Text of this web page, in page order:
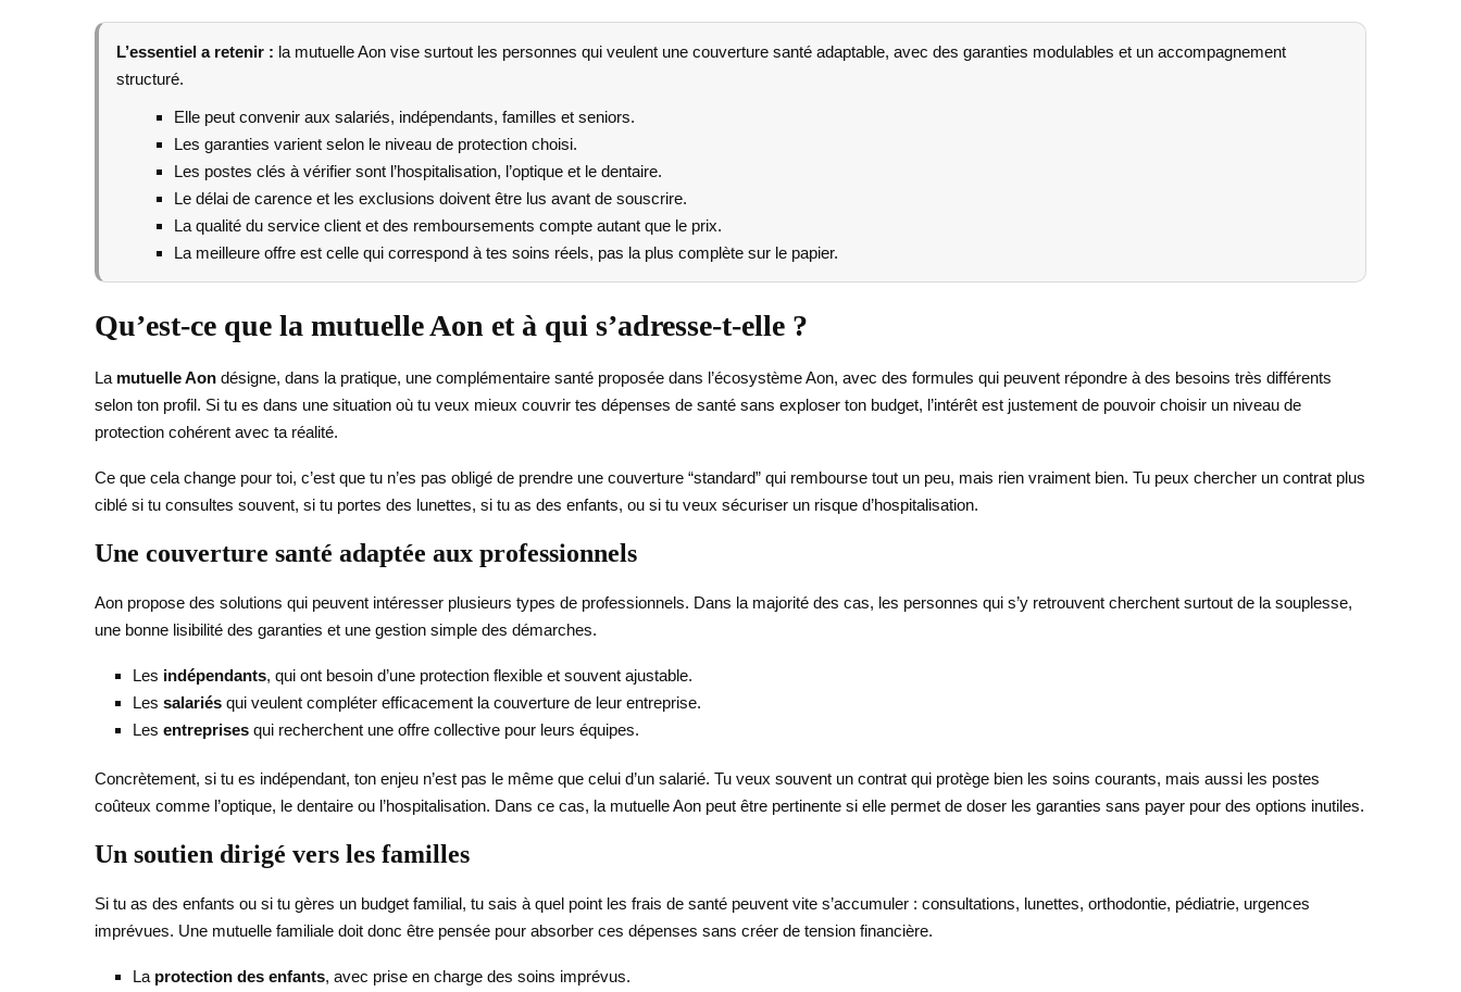
L’essentiel a retenir : la mutuelle Aon vise surtout les personnes qui veulent une couverture santé adaptable, avec des garanties modulables et un accompagnement
structuré.
Elle peut convenir aux salariés, indépendants, familles et seniors.
Les garanties varient selon le niveau de protection choisi.
Les postes clés à vérifier sont l’hospitalisation, l’optique et le dentaire.
Le délai de carence et les exclusions doivent être lus avant de souscrire.
La qualité du service client et des remboursements compte autant que le prix.
La meilleure offre est celle qui correspond à tes soins réels, pas la plus complète sur le papier.
Qu’est-ce que la mutuelle Aon et à qui s’adresse-t-elle ?
La mutuelle Aon désigne, dans la pratique, une complémentaire santé proposée dans l’écosystème Aon, avec des formules qui peuvent répondre à des besoins très différents
selon ton profil. Si tu es dans une situation où tu veux mieux couvrir tes dépenses de santé sans exploser ton budget, l’intérêt est justement de pouvoir choisir un niveau de
protection cohérent avec ta réalité.
Ce que cela change pour toi, c’est que tu n’es pas obligé de prendre une couverture “standard” qui rembourse tout un peu, mais rien vraiment bien. Tu peux chercher un contrat plus
ciblé si tu consultes souvent, si tu portes des lunettes, si tu as des enfants, ou si tu veux sécuriser un risque d’hospitalisation.
Une couverture santé adaptée aux professionnels
Aon propose des solutions qui peuvent intéresser plusieurs types de professionnels. Dans la majorité des cas, les personnes qui s’y retrouvent cherchent surtout de la souplesse,
une bonne lisibilité des garanties et une gestion simple des démarches.
Les indépendants, qui ont besoin d’une protection flexible et souvent ajustable.
Les salariés qui veulent compléter efficacement la couverture de leur entreprise.
Les entreprises qui recherchent une offre collective pour leurs équipes.
Concrètement, si tu es indépendant, ton enjeu n’est pas le même que celui d’un salarié. Tu veux souvent un contrat qui protège bien les soins courants, mais aussi les postes
coûteux comme l’optique, le dentaire ou l’hospitalisation. Dans ce cas, la mutuelle Aon peut être pertinente si elle permet de doser les garanties sans payer pour des options inutiles.
Un soutien dirigé vers les familles
Si tu as des enfants ou si tu gères un budget familial, tu sais à quel point les frais de santé peuvent vite s’accumuler : consultations, lunettes, orthodontie, pédiatrie, urgences
imprévues. Une mutuelle familiale doit donc être pensée pour absorber ces dépenses sans créer de tension financière.
La protection des enfants, avec prise en charge des soins imprévus.